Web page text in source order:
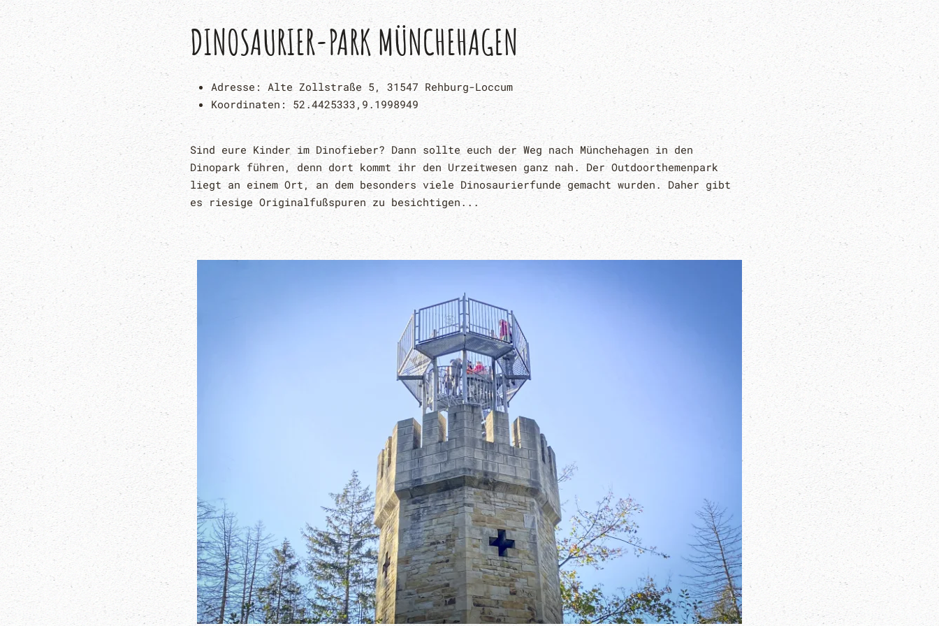
DINOSAURIER-PARK MÜNCHEHAGEN
Adresse: Alte Zollstraße 5, 31547 Rehburg-Loccum
Koordinaten: 52.4425333,9.1998949
Sind eure Kinder im Dinofieber? Dann sollte euch der Weg nach Münchehagen in den
Dinopark führen, denn dort kommt ihr den Urzeitwesen ganz nah. Der Outdoorthemenpark
liegt an einem Ort, an dem besonders viele Dinosaurierfunde gemacht wurden. Daher gibt
es riesige Originalfußspuren zu besichtigen...